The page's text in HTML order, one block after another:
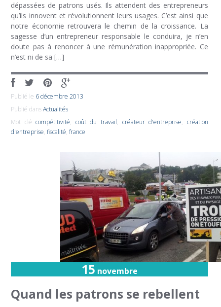
dépassées de patrons usés. Ils attendent des entrepreneurs
qu’ils innovent et révolutionnent leurs usages. C’est ainsi que
notre économie retrouvera le chemin de la croissance. La
sagesse d’un entrepreneur responsable le conduira, je n’en
doute pas à renoncer à une rémunération inappropriée. Ce
n’est ni de sa […]
Publié le 6 décembre 2013
Publié dansActualités
Mot clécompétitivité, coût du travail, créateur d'entreprise, création
d'entreprise,fiscalité,france
15 novembre
Quand les patrons se rebellent